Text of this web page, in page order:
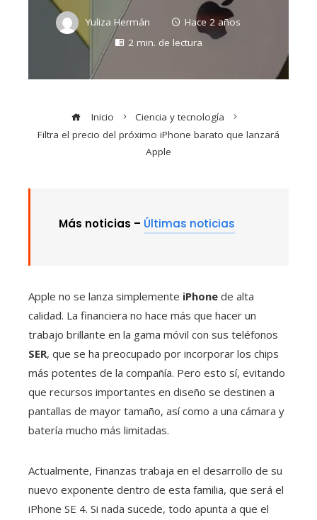
Yuliza Hermán
Hace 2 años
2 min. de lectura
Inicio
Ciencia y tecnología
Filtra el precio del próximo iPhone barato que lanzará
Apple
Más noticias – Últimas noticias
Apple no se lanza simplemente iPhone de alta
calidad. La financiera no hace más que hacer un
trabajo brillante en la gama móvil con sus teléfonos
SER, que se ha preocupado por incorporar los chips
más potentes de la compañía. Pero esto sí, evitando
que recursos importantes en diseño se destinen a
pantallas de mayor tamaño, así como a una cámara y
batería mucho más limitadas.
Actualmente, Finanzas trabaja en el desarrollo de su
nuevo exponente dentro de esta familia, que será el
iPhone SE 4. Si nada sucede, todo apunta a que el